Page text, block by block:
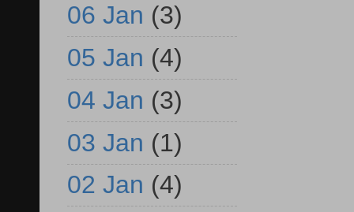
06 Jan (3)
05 Jan (4)
04 Jan (3)
03 Jan (1)
02 Jan (4)